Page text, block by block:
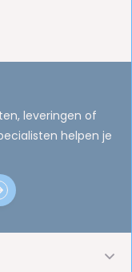
leveringen of
helpen je